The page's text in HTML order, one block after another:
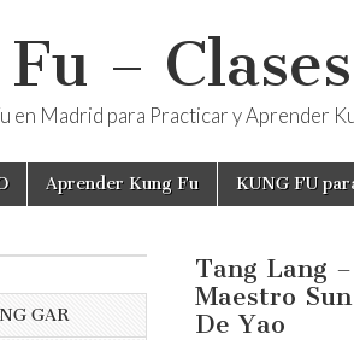
–
en Madrid para Practicar y Aprender
Aprender Kung Fu KUNG FU
Tang Lang –
Maestro Sun
De Yao
GAR